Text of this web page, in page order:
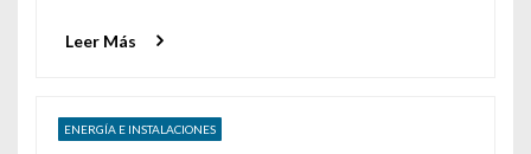
Leer Más
ENERGÍA E INSTALACIONES